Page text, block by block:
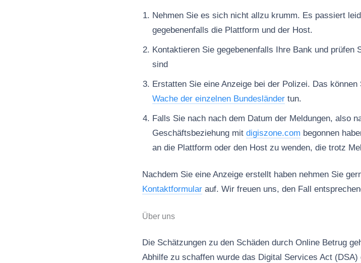
Nehmen Sie es sich nicht allzu krumm. Es passiert
gegebenenfalls die Plattform und der Host.
Kontaktieren Sie gegebenenfalls Ihre Bank und prüfen
sind
Erstatten Sie eine Anzeige bei der Polizei. Das
Wache der einzelnen Bundesländer tun.
Falls Sie nach nach dem Datum der Meldungen, also
Geschäftsbeziehung mit digiszone.com begonnen
an die Plattform oder den Host zu wenden, die trotz
Nachdem Sie eine Anzeige erstellt haben nehmen Sie
Kontaktformular auf. Wir freuen uns, den Fall
Über uns
Die Schätzungen zu den Schäden durch Online Betrug
Abhilfe zu schaffen wurde das Digital Services Act